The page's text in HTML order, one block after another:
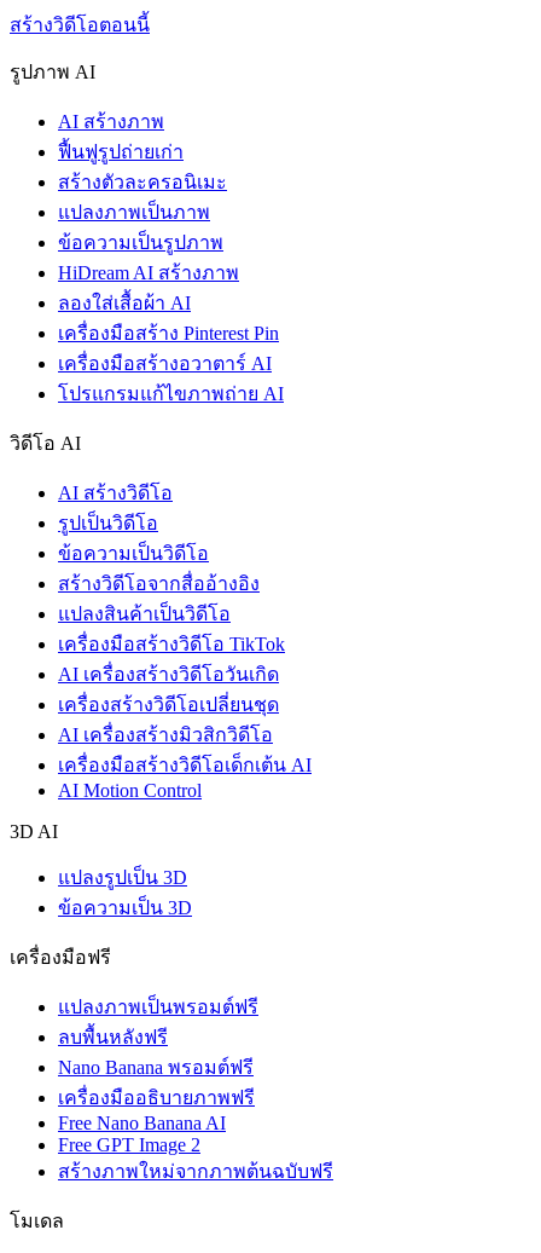
สร้างวิดีโอตอนนี้
รูปภาพ AI
AI สร้างภาพ
ฟื้นฟูรูปถ่ายเก่า
สร้างตัวละครอนิเมะ
แปลงภาพเป็นภาพ
ข้อความเป็นรูปภาพ
HiDream AI สร้างภาพ
ลองใส่เสื้อผ้า AI
เครื่องมือสร้าง Pinterest Pin
เครื่องมือสร้างอวาตาร์ AI
โปรแกรมแก้ไขภาพถ่าย AI
วิดีโอ AI
AI สร้างวิดีโอ
รูปเป็นวิดีโอ
ข้อความเป็นวิดีโอ
สร้างวิดีโอจากสื่ออ้างอิง
แปลงสินค้าเป็นวิดีโอ
เครื่องมือสร้างวิดีโอ TikTok
AI เครื่องสร้างวิดีโอวันเกิด
เครื่องสร้างวิดีโอเปลี่ยนชุด
AI เครื่องสร้างมิวสิกวิดีโอ
เครื่องมือสร้างวิดีโอเด็กเต้น AI
AI Motion Control
3D AI
แปลงรูปเป็น 3D
ข้อความเป็น 3D
เครื่องมือฟรี
แปลงภาพเป็นพรอมต์ฟรี
ลบพื้นหลังฟรี
Nano Banana พรอมต์ฟรี
เครื่องมืออธิบายภาพฟรี
Free Nano Banana AI
Free GPT Image 2
สร้างภาพใหม่จากภาพต้นฉบับฟรี
โมเดล